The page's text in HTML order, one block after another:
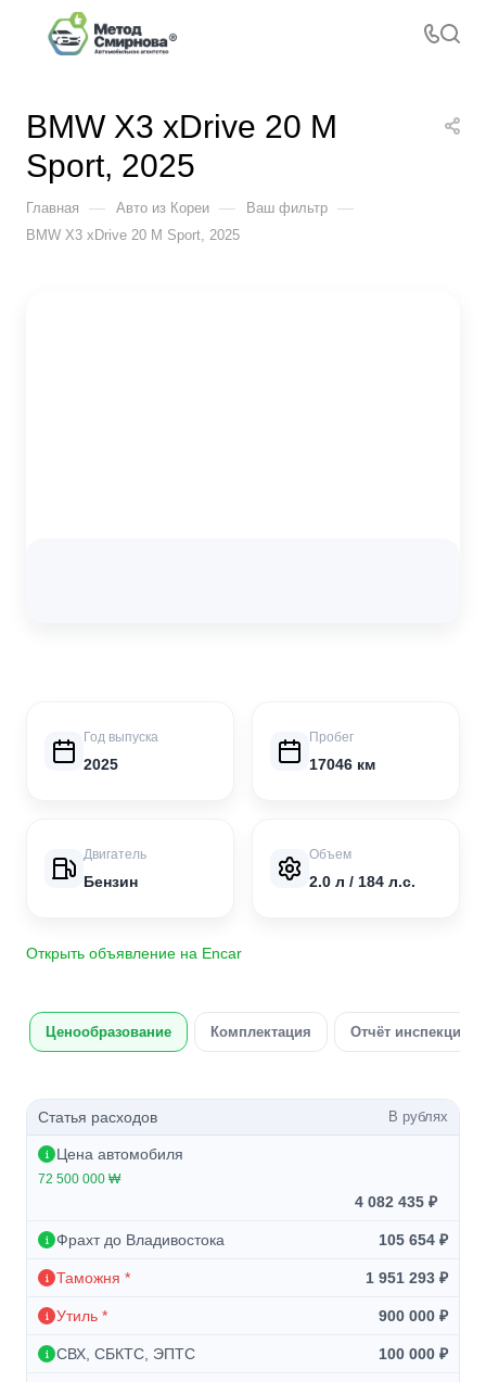
BMW X3 xDrive 20 M
Sport, 2025
Главная — Авто из Кореи — Ваш фильтр —
BMW X3 xDrive 20 M Sport, 2025
Год выпуска
2025
Пробег
17046 км
Двигатель
Бензин
Объем
2.0 л / 184 л.с.
Открыть объявление на Encar
Ценообразование Комплектация Отчёт инспекции
Статья расходов В рублях
Цена автомобиля
72 500 000 ₩
4 082 435 ₽
Фрахт до Владивостока 105 654 ₽
Таможня * 1 951 293 ₽
Утиль * 900 000 ₽
СВХ, СБКТС, ЭПТС 100 000 ₽